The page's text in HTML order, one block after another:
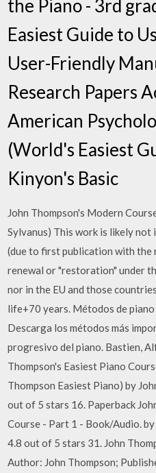
the Piano - 3rd
Easiest Guide to
User-Friendly
Research Papers
American
(World's Easiest
Kinyon's Basic
John Thompson's Modern
Sylvanus) This work is likely not
(due to first publication with
renewal or "restoration" under
nor in the EU and those
life+70 years. Métodos de
Descarga los métodos más
progresivo del piano. Bastien,
Thompson's Easiest Piano
Thompson Easiest Piano) by
out of 5 stars 16. Paperback
Course - Part 1 - Book/Audio.
4.8 out of 5 stars 31. John
Author: John Thompson;